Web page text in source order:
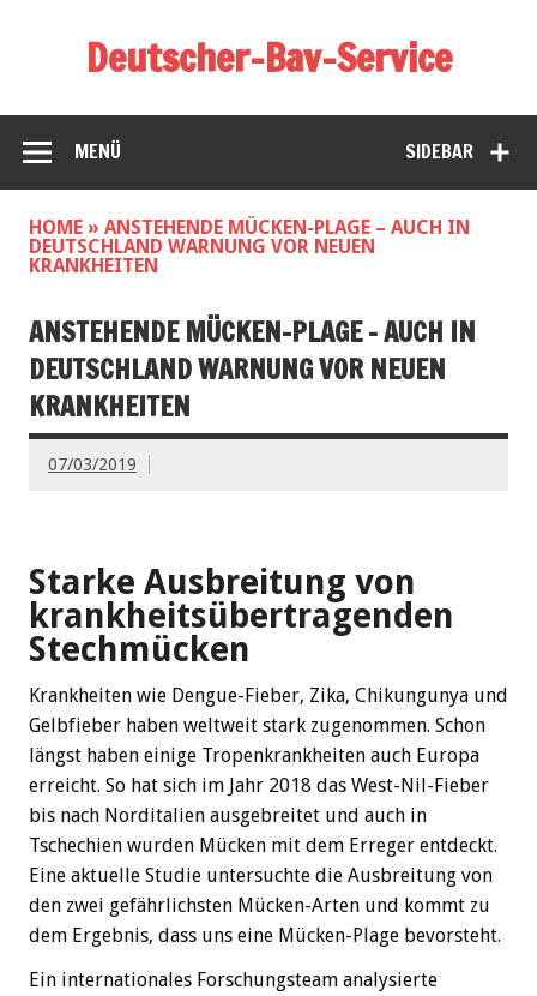
Deutscher-Bav-Service
SIDEBAR
MENÜ
HOME » ANSTEHENDE MÜCKEN-PLAGE – AUCH IN
DEUTSCHLAND WARNUNG VOR NEUEN
KRANKHEITEN
ANSTEHENDE MÜCKEN-PLAGE – AUCH IN
DEUTSCHLAND WARNUNG VOR NEUEN
KRANKHEITEN
07/03/2019
Starke Ausbreitung von
krankheitsübertragenden
Stechmücken
Krankheiten wie Dengue-Fieber, Zika, Chikungunya und
Gelbfieber haben weltweit stark zugenommen. Schon
längst haben einige Tropenkrankheiten auch Europa
erreicht. So hat sich im Jahr 2018 das West-Nil-Fieber
bis nach Norditalien ausgebreitet und auch in
Tschechien wurden Mücken mit dem Erreger entdeckt.
Eine aktuelle Studie untersuchte die Ausbreitung von
den zwei gefährlichsten Mücken-Arten und kommt zu
dem Ergebnis, dass uns eine Mücken-Plage bevorsteht.
Ein internationales Forschungsteam analysierte